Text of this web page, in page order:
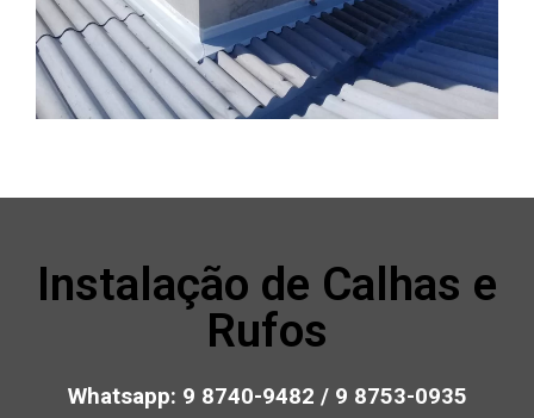
Instalação de Calhas e
Rufos
Whatsapp: 9 8740-9482 / 9 8753-0935